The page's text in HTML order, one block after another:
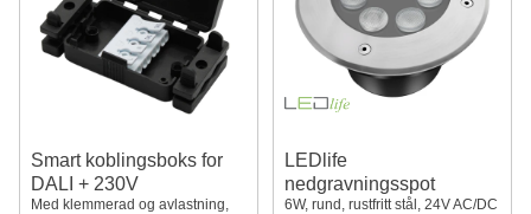
Smart koblingsboks for
DALI + 230V
Med klemmerad og avlastning,
LEDlife
nedgravningsspot
6W, rund, rustfritt stål, 24V AC/DC